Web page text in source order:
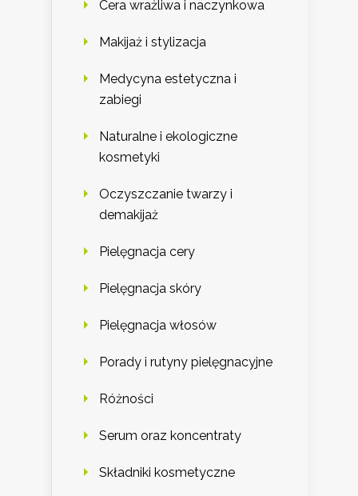
Cera wrażliwa i naczynkowa
Makijaż i stylizacja
Medycyna estetyczna i
zabiegi
Naturalne i ekologiczne
kosmetyki
Oczyszczanie twarzy i
demakijaż
Pielęgnacja cery
Pielęgnacja skóry
Pielęgnacja włosów
Porady i rutyny pielęgnacyjne
Różności
Serum oraz koncentraty
Składniki kosmetyczne